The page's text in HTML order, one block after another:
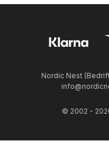
Nordic Nest
© 2002 -